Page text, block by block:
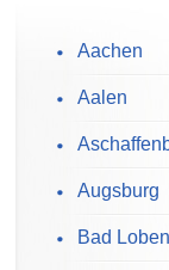
Aachen
Aalen
Augsburg
Bad